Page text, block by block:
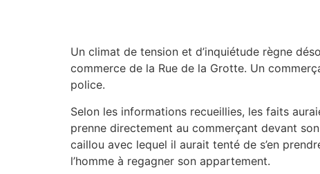
Un climat de tension et d’inquiétude règne
commerce de la Rue de la Grotte. Un
police.
Selon les informations recueillies, les faits
prenne directement au commerçant devant
caillou avec lequel il aurait tenté de s’en
l’homme à regagner son appartement.